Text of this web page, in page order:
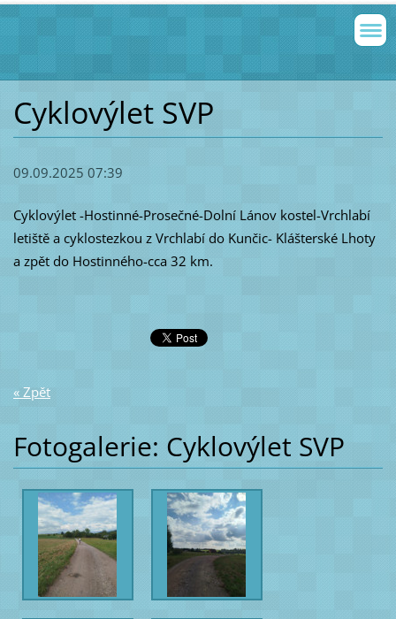
Cyklovýlet SVP
09.09.2025 07:39
Cyklovýlet -Hostinné-Prosečné-Dolní Lánov kostel-Vrchlabí
letiště a cyklostezkou z Vrchlabí do Kunčic- Klášterské Lhoty
a zpět do Hostinného-cca 32 km.
« Zpět
Fotogalerie: Cyklovýlet SVP